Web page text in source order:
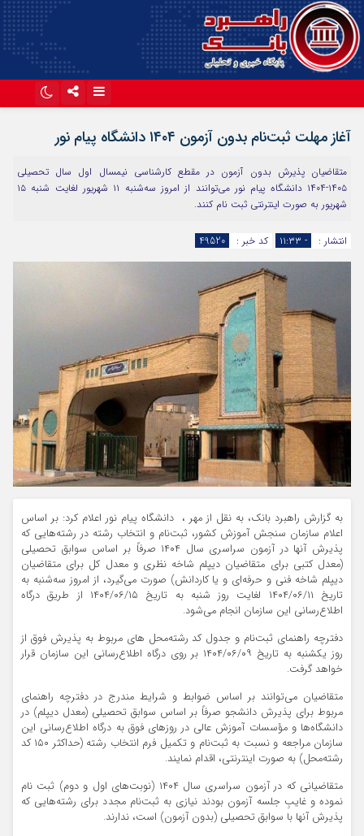
آغاز مهلت ثبت‌نام بدون آزمون ۱۴۰۴ دانشگاه پیام نور
متقاضیان پذیرش بدون آزمون در مقطع کارشناسی نیمسال اول سال تحصیلی
۱۴۰۵-۱۴۰۴ دانشگاه پیام نور می‌توانند از امروز سه‌شنبه ۱۱ شهریور لغایت شنبه ۱۵
شهریور به صورت اینترنتی ثبت نام کنند.
انتشار : - ۱۱:۳۳ کد خبر : 49520
به گزارش راهبرد بانک، به نقل از مهر ، دانشگاه پیام نور اعلام کرد: بر اساس
اعلام سازمان سنجش آموزش کشور، ثبت‌نام و انتخاب رشته در رشته‌هایی که
پذیرش آنها در آزمون سراسری سال ۱۴۰۴ صرفاً بر اساس سوابق تحصیلی
(معدل کتبی برای متقاضیان دیپلم شاخه نظری و معدل کل برای متقاضیان
دیپلم شاخه فنی و حرفه‌ای و یا کاردانش) صورت می‌گیرد، از امروز سه‌شنبه به
تاریخ ۱۴۰۴/۰۶/۱۱ لغایت روز شنبه به تاریخ ۱۴۰۴/۰۶/۱۵ از طریق درگاه
اطلاع‌رسانی این سازمان انجام می‌شود.
دفترچه راهنمای ثبت‌نام و جدول کد رشته‌محل های مربوط به پذیرش فوق از
روز یکشنبه به تاریخ ۱۴۰۴/۰۶/۰۹ بر روی درگاه اطلاع‌رسانی این سازمان قرار
خواهد گرفت.
متقاضیان می‌توانند بر اساس ضوابط و شرایط مندرج در دفترچه راهنمای
مربوط برای پذیرش دانشجو صرفاً بر اساس سوابق تحصیلی (معدل دیپلم) در
دانشگاه‌ها و مؤسسات آموزش عالی در روزهای فوق به درگاه اطلاع‌رسانی این
سازمان مراجعه و نسبت به ثبت‌نام و تکمیل فرم انتخاب رشته (حداکثر ۱۵۰ کد
رشته‌محل) به صورت اینترنتی، اقدام نمایند.
متقاضیانی که در آزمون سراسری سال ۱۴۰۴ (نوبت‌های اول و دوم) ثبت نام
نموده و غایبِ جلسه آزمون بودند نیازی به ثبت‌نام مجدد برای رشته‌هایی که
پذیرش آنها با سوابق تحصیلی (بدون آزمون) است، ندارند.